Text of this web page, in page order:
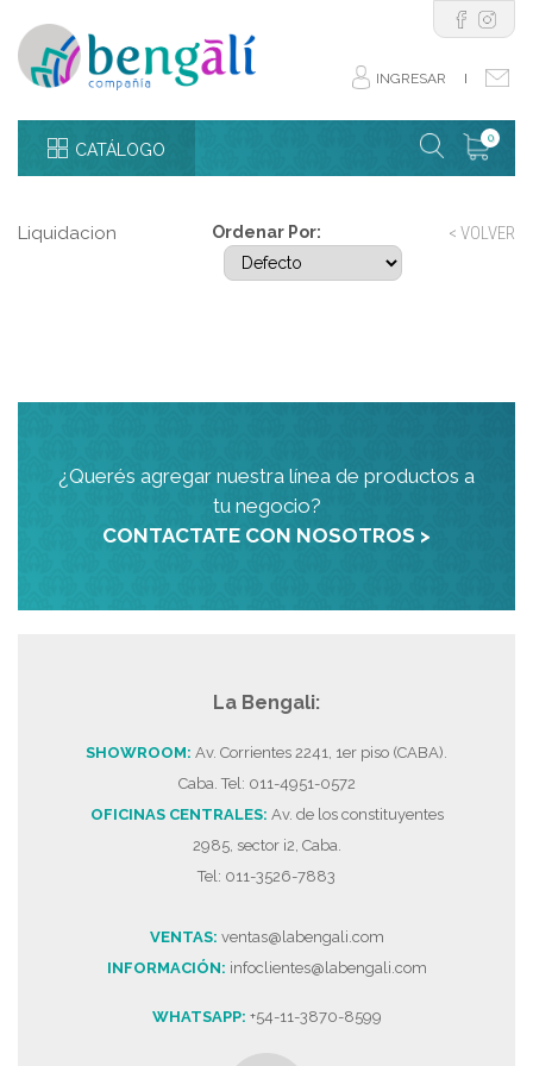
INGRESAR I
CATÁLOGO
0
Liquidacion < VOLVER
Ordenar Por:
¿Querés agregar nuestra línea de productos a
tu negocio?
CONTACTATE CON NOSOTROS >
La Bengali:
SHOWROOM: Av. Corrientes 2241, 1er piso (CABA).
Caba. Tel: 011-4951-0572
OFICINAS CENTRALES: Av. de los constituyentes
2985, sector i2, Caba.
Tel: 011-3526-7883
VENTAS: ventas@labengali.com
INFORMACIÓN: infoclientes@labengali.com
WHATSAPP: +54-11-3870-8599